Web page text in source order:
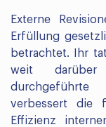
Externe
Erfüllung
betrachtet. Ihr
weit darüber
durchgeführte
verbessert die
Effizienz